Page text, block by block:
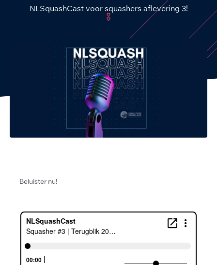
NLSquashCast voor squashers aflevering 3!
Beluister nu!